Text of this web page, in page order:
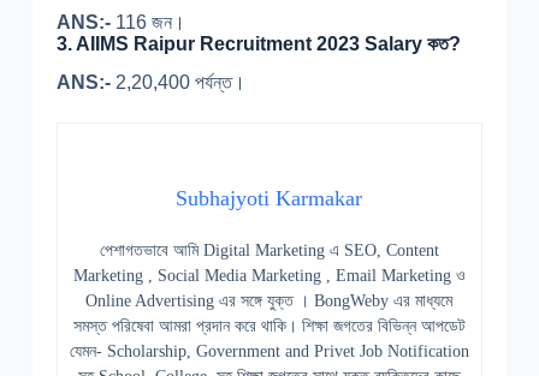
ANS:-116 জন।
3. AIIMS Raipur Recruitment 2023 Salary কত?
ANS:-2,20,400 পর্যন্ত।
Subhajyoti Karmakar
পেশাগতভাবে আমি Digital Marketing এ SEO, Content
Marketing , Social Media Marketing , Email Marketing ও
Online Advertising এর সঙ্গে যুক্ত । BongWeby এর মাধ্যমে
সমস্ত পরিষেবা আমরা প্রদান করে থাকি। শিক্ষা জগতের বিভিন্ন আপডেট
যেমন- Scholarship, Government and Privet Job Notification